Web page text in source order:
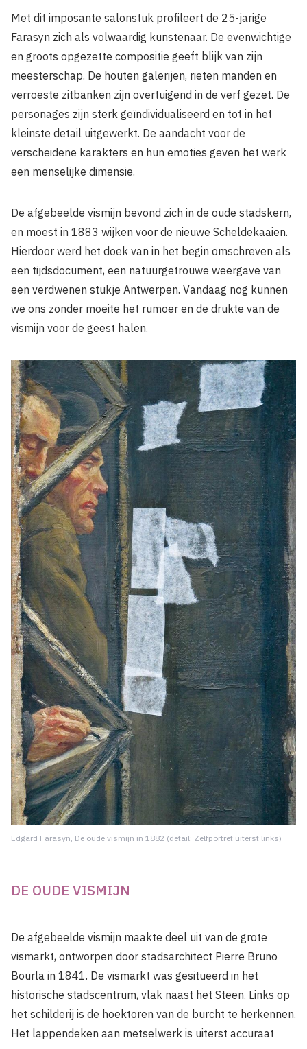
Met dit imposante salonstuk profileert de 25-jarige
Farasyn zich als volwaardig kunstenaar. De evenwichtige
en groots opgezette compositie geeft blijk van zijn
meesterschap. De houten galerijen, rieten manden en
verroeste zitbanken zijn overtuigend in de verf gezet. De
personages zijn sterk geïndividualiseerd en tot in het
kleinste detail uitgewerkt. De aandacht voor de
verscheidene karakters en hun emoties geven het werk
een menselijke dimensie.
De afgebeelde vismijn bevond zich in de oude stadskern,
en moest in 1883 wijken voor de nieuwe Scheldekaaien.
Hierdoor werd het doek van in het begin omschreven als
een tijdsdocument, een natuurgetrouwe weergave van
een verdwenen stukje Antwerpen. Vandaag nog kunnen
we ons zonder moeite het rumoer en de drukte van de
vismijn voor de geest halen.
Edgard Farasyn, De oude vismijn in 1882 (detail: Zelfportret uiterst links)
DE OUDE VISMIJN
De afgebeelde vismijn maakte deel uit van de grote
vismarkt, ontworpen door stadsarchitect Pierre Bruno
Bourla in 1841. De vismarkt was gesitueerd in het
historische stadscentrum, vlak naast het Steen. Links op
het schilderij is de hoektoren van de burcht te herkennen.
Het lappendeken aan metselwerk is uiterst accuraat